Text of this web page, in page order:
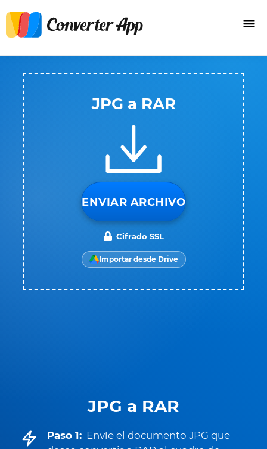
JPG a RAR
Paso 1: Envíe el documento JPG que
JPG a RAR
ENVIAR ARCHIVO
Cifrado SSL
Importar desde Drive